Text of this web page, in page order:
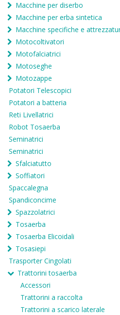
Macchine per diserbo
Macchine per erba sintetica
Macchine specifiche e
Motocoltivatori
Motofalciatrici
Motoseghe
Motozappe
Potatori Telescopici
Potatori a batteria
Reti Livellatrici
Robot Tosaerba
Seminatrici
Seminatrici
Sfalciatutto
Soffiatori
Spaccalegna
Spandiconcime
Spazzolatrici
Tosaerba
Tosaerba Elicoidali
Tosasiepi
Trasporter Cingolati
Trattorini tosaerba
Accessori
Trattorini a raccolta
Trattorini a scarico laterale